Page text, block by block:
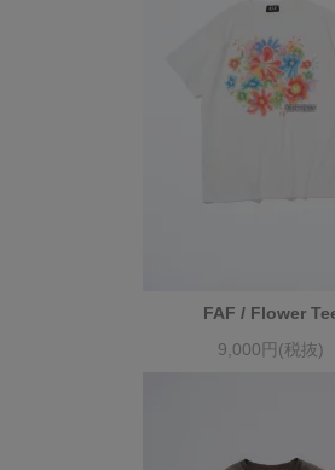
FAF / Flower
9,000円(税抜)